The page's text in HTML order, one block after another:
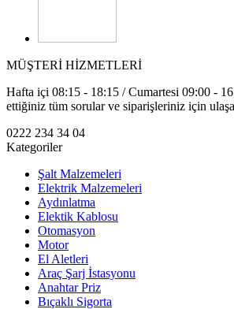
MÜŞTERİ HİZMETLERİ
Hafta içi 08:15 - 18:15 / Cumartesi 09:00 -
ettiğiniz tüm sorular ve siparişleriniz için
0222 234 34 04
Kategoriler
Şalt Malzemeleri
Elektrik Malzemeleri
Aydınlatma
Elektik Kablosu
Otomasyon
Motor
El Aletleri
Araç Şarj İstasyonu
Anahtar Priz
Bıçaklı Sigorta